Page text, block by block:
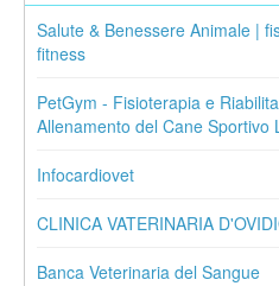
Salute & Benessere Animale |
fitness
PetGym - Fisioterapia e
Allenamento del Cane Sportivo
Infocardiovet
CLINICA VATERINARIA
Banca Veterinaria del Sangue